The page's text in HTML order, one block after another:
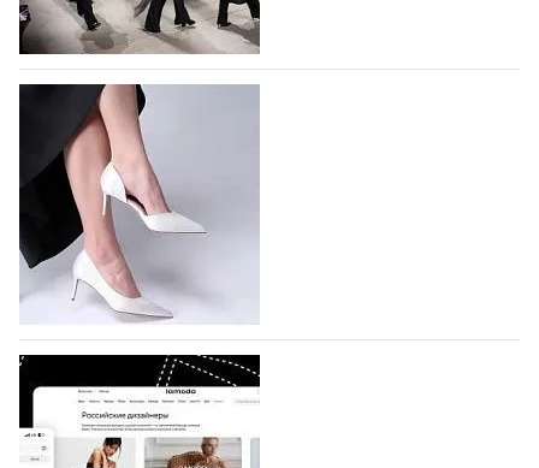
На участие в Московской неделе моды
подано 1047 заявок
На участие в седьмой Московской неделе моды,
которая пройдет в российской столице с 26 сентября
по 1 октября, уже подано 1047 заявок. Примерно
половину из них (494) прислали дизайнеры,
коллекции которых не были представлены в…
07.08.2026 776
BALLINA представит свои новинки на Euro
Shoes
Компания BALLINA Guangzhou Lihuang Footwear